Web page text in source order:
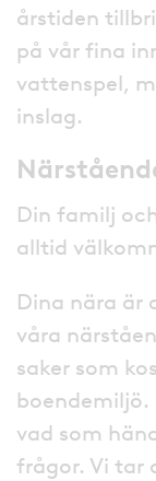
årstiden
på vår fina
vattenspel,
inslag.
Din familj
alltid
Dina nära är
våra
saker som
vad som
frågor. Vi tar